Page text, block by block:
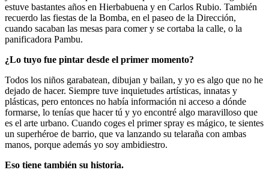
estuve bastantes años en Hierbabuena y en Carlos Rubio. También
recuerdo las fiestas de la Bomba, en el paseo de la Dirección,
cuando sacaban las mesas para comer y se cortaba la calle, o la
panificadora Pambu.
¿Lo tuyo fue pintar desde el primer momento?
Todos los niños garabatean, dibujan y bailan, y yo es algo que no he
dejado de hacer. Siempre tuve inquietudes artísticas, innatas y
plásticas, pero entonces no había información ni acceso a dónde
formarse, lo tenías que hacer tú y yo encontré algo maravilloso que
es el arte urbano. Cuando coges el primer spray es mágico, te sientes
un superhéroe de barrio, que va lanzando su telaraña con ambas
manos, porque además yo soy ambidiestro.
Eso tiene también su historia.